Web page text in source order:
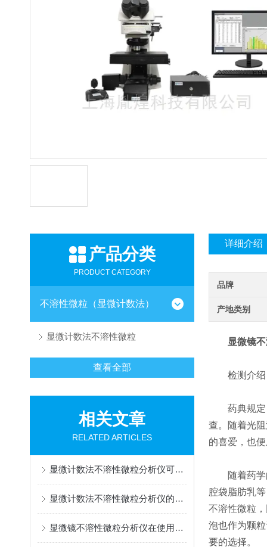
产品分类
PRODUCT CATEGORY
不溶性微粒（显微计数法）
显微计数法不溶性微粒
查看全部
相关文章
RELATED ARTICLES
显微计数法不溶性微粒分析仪可概括为“显微成像+图像分析”
显微计数法不溶性微粒分析仪的作用体现在哪些方面?
显微镜不溶性微粒分析仪在使用时需要避免样本被二次污染
详细介绍
品牌
产地类别
显微镜
检测介绍
药典规定：
查。随着光
的喜爱，也
随着药学的
腔袋脂肪乳
不溶性微粒
泡也作为颗
要的选择。